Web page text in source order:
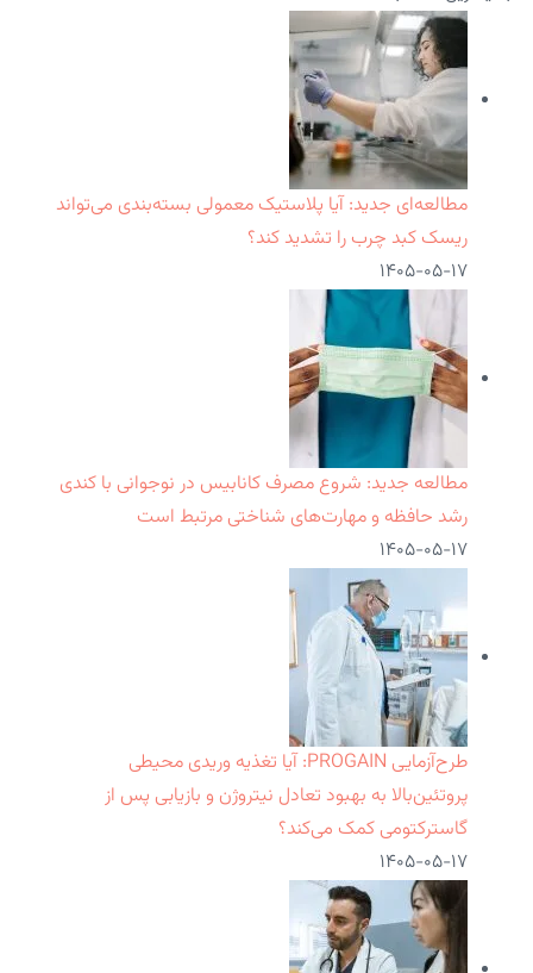
مطالعه‌ای جدید: آیا پلاستیک معمولی بسته‌بندی می‌تواند
ریسک کبد چرب را تشدید کند؟
۱۴۰۵-۰۵-۱۷
مطالعه جدید: شروع مصرف کانابیس در نوجوانی با کندی
رشد حافظه و مهارت‌های شناختی مرتبط است
۱۴۰۵-۰۵-۱۷
طرح‌آزمایی PROGAIN: آیا تغذیه وریدی محیطی
پروتئین‌بالا به بهبود تعادل نیتروژن و بازیابی پس از
گاسترکتومی کمک می‌کند؟
۱۴۰۵-۰۵-۱۷